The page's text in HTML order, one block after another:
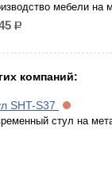
мебели на
р.
компаний:
SHT-S37
стул на